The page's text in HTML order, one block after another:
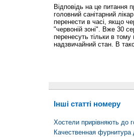
Відповідь на це питання
головний санітарний
перенести в часі, якщо
"червоній зоні". Вже 30
перенесуть тільки в
надзвичайний стан. В
Інші статті номеру
Хостели прирівняють до
Качественная